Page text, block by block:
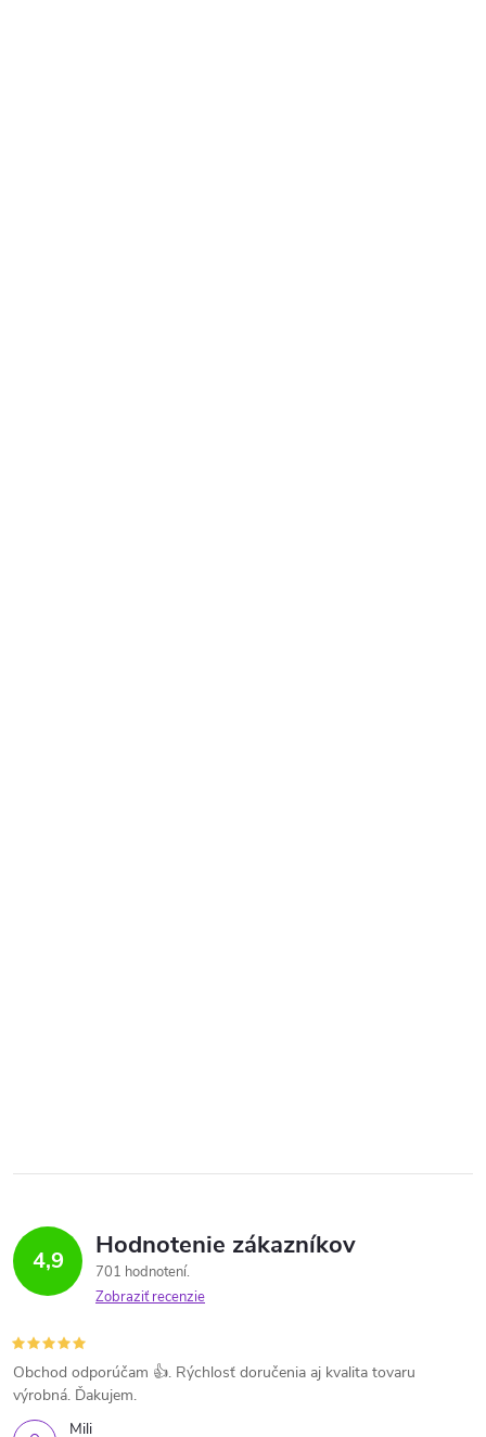
4,9 Hodnotenie zákazníkov
701 hodnotení
Zobraziť recenzie
Mili
Obchod odporúčam 👍. Rýchlosť doručenia aj kvalita tovaru
výrobná. Ďakujem.